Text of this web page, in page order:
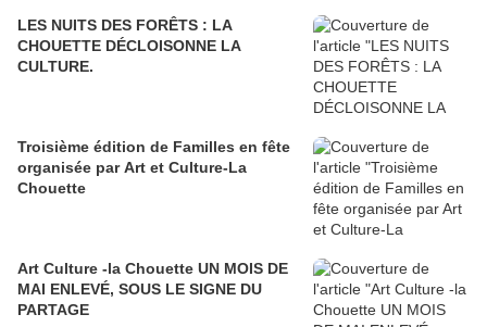
LES NUITS DES FORÊTS : LA
CHOUETTE DÉCLOISONNE LA
CULTURE.
Troisième édition de Familles en fête
organisée par Art et Culture-La
Chouette
Art Culture -la Chouette UN MOIS DE
MAI ENLEVÉ, SOUS LE SIGNE DU
PARTAGE